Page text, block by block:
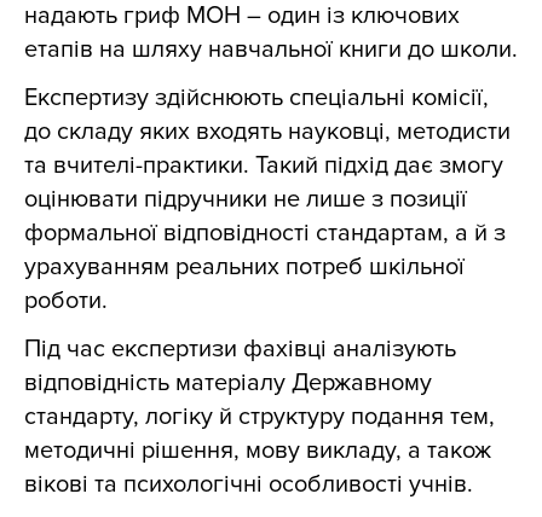
надають гриф МОН – один із ключових
етапів на шляху навчальної книги до школи.
Експертизу здійснюють спеціальні комісії,
до складу яких входять науковці, методисти
та вчителі-практики. Такий підхід дає змогу
оцінювати підручники не лише з позиції
формальної відповідності стандартам, а й з
урахуванням реальних потреб шкільної
роботи.
Під час експертизи фахівці аналізують
відповідність матеріалу Державному
стандарту, логіку й структуру подання тем,
методичні рішення, мову викладу, а також
вікові та психологічні особливості учнів.